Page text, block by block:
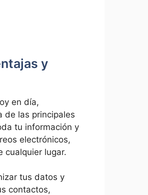
y
en día,
de las principales
tu información y
electrónicos,
cualquier lugar.
tus datos y
contactos,